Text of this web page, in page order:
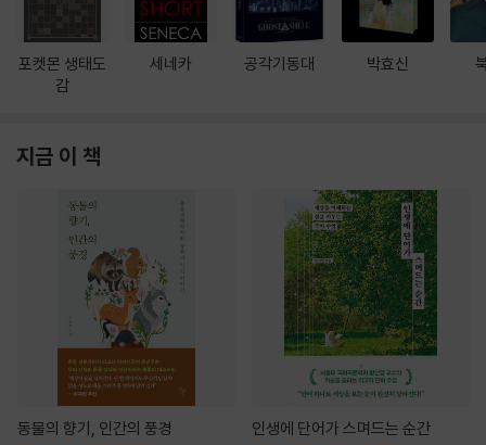
포켓몬 생태도
감
세네카 공각기동대 박효신
지금 이 책
동물의 향기, 인간의 풍경 인생에 단어가 스며드는 순간